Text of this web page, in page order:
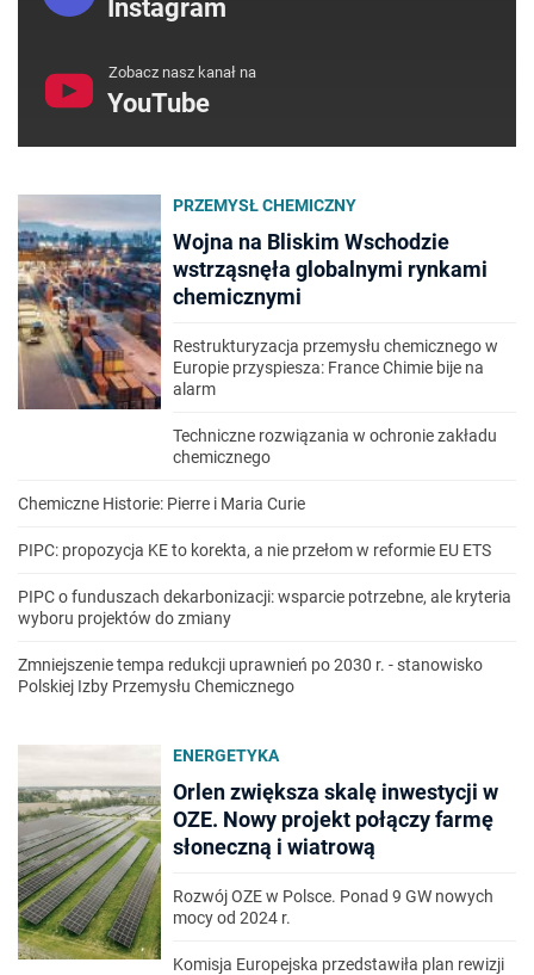
Instagram
Zobacz nasz kanał na
YouTube
PRZEMYSŁ CHEMICZNY
Wojna na Bliskim Wschodzie
wstrząsnęła globalnymi rynkami
chemicznymi
Restrukturyzacja przemysłu chemicznego w
Europie przyspiesza: France Chimie bije na
alarm
Techniczne rozwiązania w ochronie zakładu
chemicznego
Chemiczne Historie: Pierre i Maria Curie
PIPC: propozycja KE to korekta, a nie przełom w reformie EU ETS
PIPC o funduszach dekarbonizacji: wsparcie potrzebne, ale kryteria
wyboru projektów do zmiany
Zmniejszenie tempa redukcji uprawnień po 2030 r. - stanowisko
Polskiej Izby Przemysłu Chemicznego
ENERGETYKA
Orlen zwiększa skalę inwestycji w
OZE. Nowy projekt połączy farmę
słoneczną i wiatrową
Rozwój OZE w Polsce. Ponad 9 GW nowych
mocy od 2024 r.
Komisja Europejska przedstawiła plan rewizji